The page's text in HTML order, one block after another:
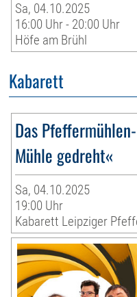
Sa, 04.10.2025
16:00 Uhr - 20:00 Uhr
Höfe am Brühl
Kabarett
Das
Mühle gedreht«
Sa, 04.10.2025
19:00 Uhr
Kabarett Leipziger